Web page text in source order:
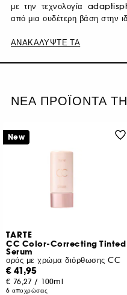
με την τεχνολογία
από μια ουδέτερη βάση στην
ΑΝΑΚΑΛΥΨΤΕ ΤΑ
ΝΕΑ ΠΡΟΪΟΝΤΑ
TARTE
CC Color-Correcting Tinted
Serum
ορός με χρώμα διόρθωσης CC
€ 41,95
€ 76,27 / 100ml
6 αποχρώσεις
New